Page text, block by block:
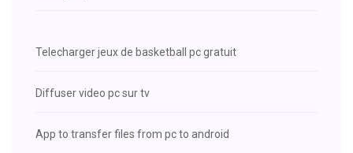
Telecharger jeux de basketball pc gratuit
Diffuser video pc sur tv
App to transfer files from pc to android